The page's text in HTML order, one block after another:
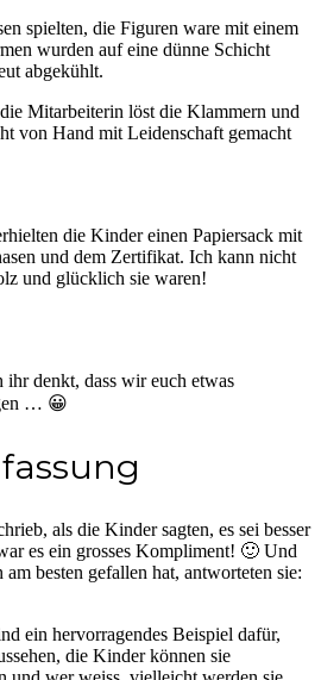
spielten, die Figuren ware mit einem
wurden auf eine dünne Schicht
abgekühlt.
Mitarbeiterin löst die Klammern und
von Hand mit Leidenschaft gemacht
die Kinder einen Papiersack mit
und dem Zertifikat. Ich kann nicht
und glücklich sie waren!
denkt, dass wir euch etwas
… 😀
als die Kinder sagten, es sei besser
es ein grosses Kompliment! 🙂 Und
besten gefallen hat, antworteten sie:
ein hervorragendes Beispiel dafür,
die Kinder können sie